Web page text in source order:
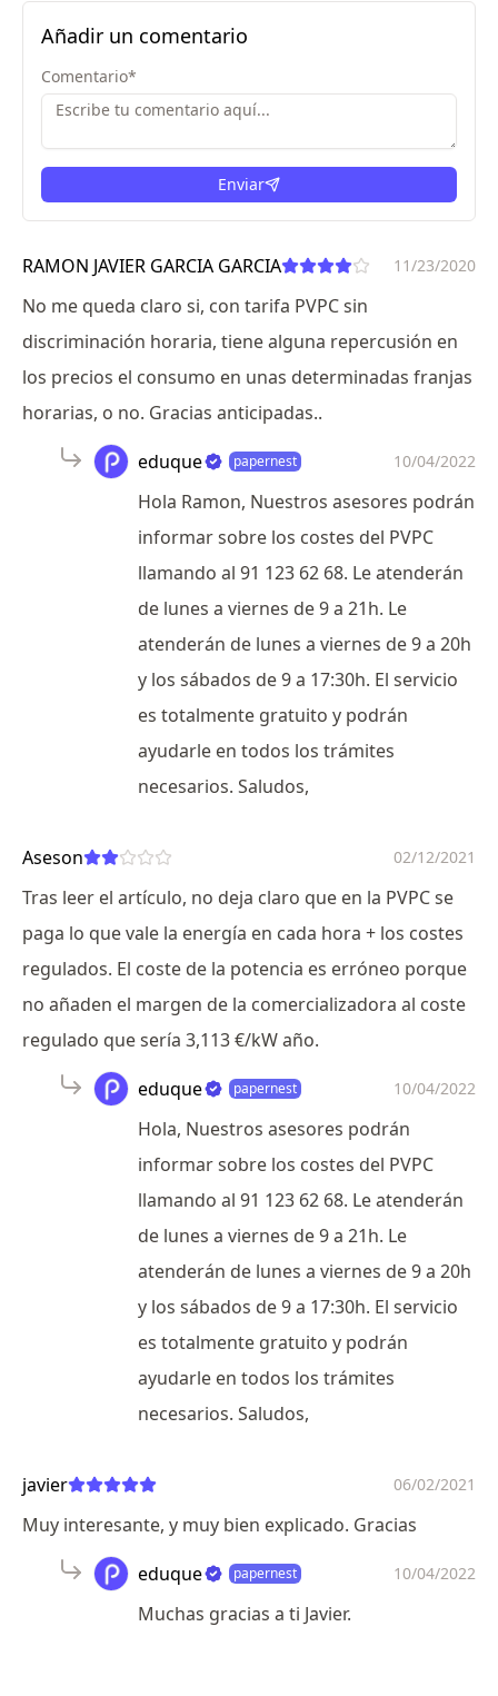
Añadir un comentario
Comentario*
Enviar
RAMON JAVIER GARCIA GARCIA 11/23/2020
No me queda claro si, con tarifa PVPC sin
discriminación horaria, tiene alguna repercusión en
los precios el consumo en unas determinadas franjas
horarias, o no. Gracias anticipadas..
eduque
papernest 10/04/2022
Hola Ramon, Nuestros asesores podrán
informar sobre los costes del PVPC
llamando al 91 123 62 68. Le atenderán
de lunes a viernes de 9 a 21h. Le
atenderán de lunes a viernes de 9 a 20h
y los sábados de 9 a 17:30h. El servicio
es totalmente gratuito y podrán
ayudarle en todos los trámites
necesarios. Saludos,
Aseson 02/12/2021
Tras leer el artículo, no deja claro que en la PVPC se
paga lo que vale la energía en cada hora + los costes
regulados. El coste de la potencia es erróneo porque
no añaden el margen de la comercializadora al coste
regulado que sería 3,113 €/kW año.
eduque
papernest 10/04/2022
Hola, Nuestros asesores podrán
informar sobre los costes del PVPC
llamando al 91 123 62 68. Le atenderán
de lunes a viernes de 9 a 21h. Le
atenderán de lunes a viernes de 9 a 20h
y los sábados de 9 a 17:30h. El servicio
es totalmente gratuito y podrán
ayudarle en todos los trámites
necesarios. Saludos,
javier 06/02/2021
Muy interesante, y muy bien explicado. Gracias
eduque
papernest 10/04/2022
Muchas gracias a ti Javier.